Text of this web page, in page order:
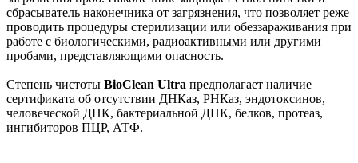
сбрасыватель наконечника от загрязнения, что позволяет реже
проводить процедуры стерилизации или обеззараживания при
работе с биологическими, радиоактивными или другими
пробами, представляющими опасность.
Степень чистоты BioClean Ultra предполагает наличие
сертификата об отсутствии ДНКаз, РНКаз, эндотоксинов,
человеческой ДНК, бактериальной ДНК, белков, протеаз,
ингибиторов ПЦР, АТФ.